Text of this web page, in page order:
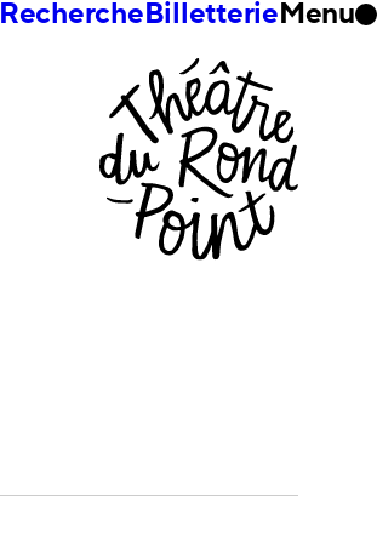
RechercheBilletterieMenu